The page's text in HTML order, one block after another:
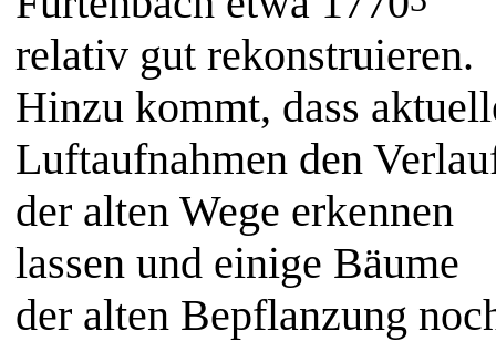
relativ gut rekonstruieren.
Hinzu kommt, dass
Luftaufnahmen den
der alten Wege erkennen
lassen und einige Bäume
der alten Bepflanzung